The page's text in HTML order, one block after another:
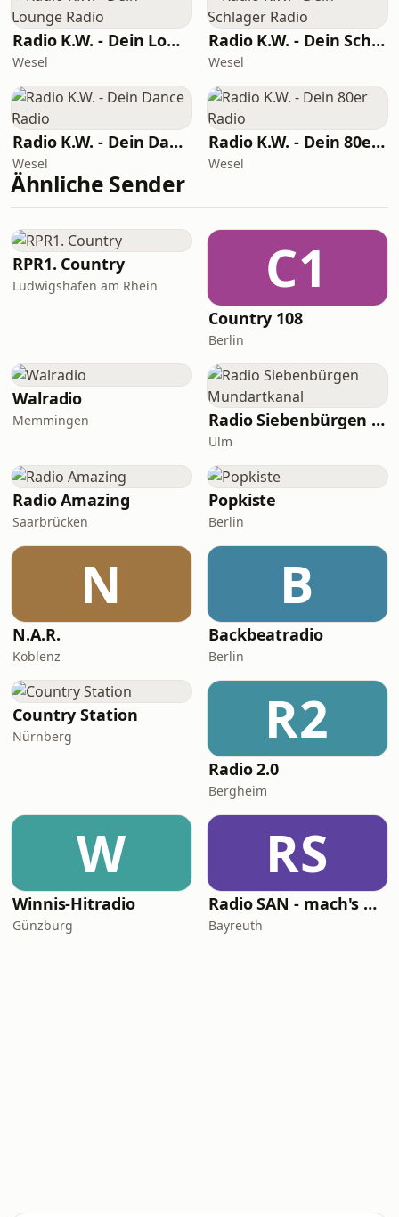
Radio K.W. - Dein Lounge Radio
Wesel
Radio K.W. - Dein Schlager Radio
Wesel
Radio K.W. - Dein Dance Radio
Wesel
Radio K.W. - Dein 80er Radio
Wesel
Ähnliche Sender
RPR1. Country
Ludwigshafen am Rhein C1
Country 108
Berlin
Walradio
Memmingen Radio Siebenbürgen Mundartkanal
Ulm
Radio Amazing
Saarbrücken
Popkiste
Berlin
N
N.A.R.
Koblenz
B
Backbeatradio
Berlin
Country Station
Nürnberg R2
Radio 2.0
Bergheim
W
Winnis-Hitradio
Günzburg
RS
Radio SAN - mach's an!
Bayreuth